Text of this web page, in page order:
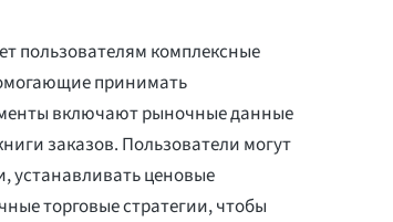
пользователям комплексные
принимать
включают рыночные данные
заказов. Пользователи могут
устанавливать ценовые
торговые стратегии, чтобы